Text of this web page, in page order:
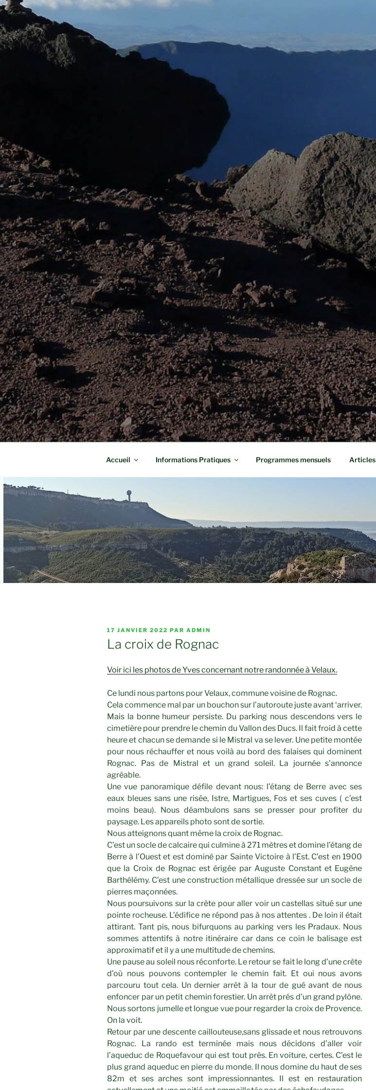
Accueil Informations Pratiques Programmes mensuels Articles
PUBLIÉ
LE
17 JANVIER 2022 PAR ADMIN
La croix de Rognac
Voir ici les photos de Yves concernant notre randonnée à Velaux.
Ce lundi nous partons pour Velaux, commune voisine de Rognac.
Cela commence mal par un bouchon sur l’autoroute juste avant ‘arriver.
Mais la bonne humeur persiste. Du parking nous descendons vers le
cimetière pour prendre le chemin du Vallon des Ducs. Il fait froid à cette
heure et chacun se demande si le Mistral va se lever. Une petite montée
pour nous réchauffer et nous voilà au bord des falaises qui dominent
Rognac. Pas de Mistral et un grand soleil. La journée s’annonce
agréable.
Une vue panoramique défile devant nous: l’étang de Berre avec ses
eaux bleues sans une risée, Istre, Martigues, Fos et ses cuves ( c’est
moins beau). Nous déambulons sans se presser pour profiter du
paysage. Les appareils photo sont de sortie.
Nous atteignons quant même la croix de Rognac.
C’est un socle de calcaire qui culmine à 271 mètres et domine l’étang de
Berre à l’Ouest et est dominé par Sainte Victoire à l’Est. C’est en 1900
que la Croix de Rognac est érigée par Auguste Constant et Eugène
Barthélémy. C’est une construction métallique dressée sur un socle de
pierres maçonnées.
Nous poursuivons sur la crète pour aller voir un castellas situé sur une
pointe rocheuse. L’édifice ne répond pas à nos attentes . De loin il était
attirant. Tant pis, nous bifurquons au parking vers les Pradaux. Nous
sommes attentifs à notre itinéraire car dans ce coin le balisage est
approximatif et il y a une multitude de chemins.
Une pause au soleil nous réconforte. Le retour se fait le long d’une crète
d’où nous pouvons contempler le chemin fait. Et oui nous avons
parcouru tout cela. Un dernier arrêt à la tour de gué avant de nous
enfoncer par un petit chemin forestier. Un arrêt prés d’un grand pylône.
Nous sortons jumelle et longue vue pour regarder la croix de Provence.
On la voit.
Retour par une descente caillouteuse,sans glissade et nous retrouvons
Rognac. La rando est terminée mais nous décidons d’aller voir
l’aqueduc de Roquefavour qui est tout près. En voiture, certes. C’est le
plus grand aqueduc en pierre du monde. Il nous domine du haut de ses
82m et ses arches sont impressionnantes. Il est en restauration